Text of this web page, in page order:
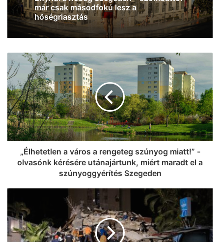
Kigyulladt egy személyautó Algyőn
„Élhetetlen a város a rengeteg szúnyog miatt!” -
olvasónk kérésére utánajártunk, miért maradt el a
szúnyoggyérítés Szegeden